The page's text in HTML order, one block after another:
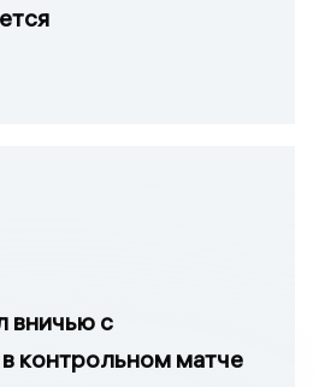
вничью с
контрольном матче